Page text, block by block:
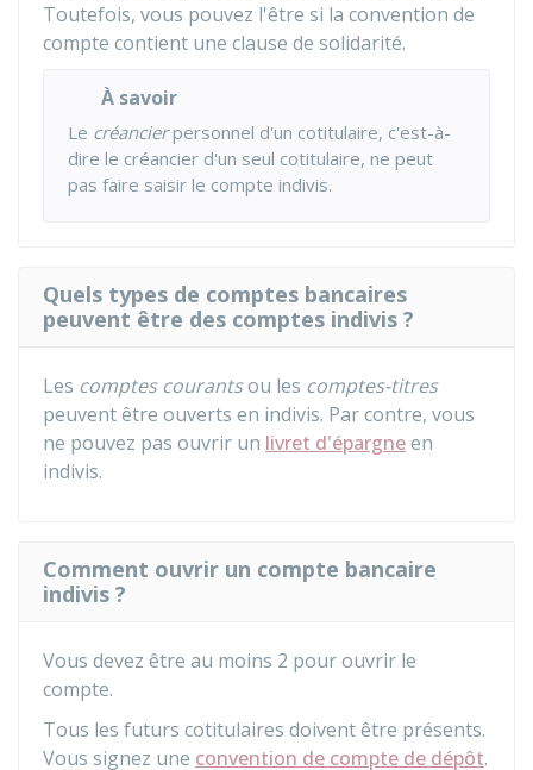
Toutefois, vous pouvez l'être si la convention de
compte contient une clause de solidarité.
À savoir
Le créancierpersonnel d'un cotitulaire, c'est-à-
dire le créancier d'un seul cotitulaire, ne peut
pas faire saisir le compte indivis.
Quels types de comptes bancaires
peuvent être des comptes indivis ?
Les comptes courantsou les comptes-titres
peuvent être ouverts en indivis. Par contre, vous
ne pouvez pas ouvrir un livret d'épargneen
indivis.
Comment ouvrir un compte bancaire
indivis ?
Vous devez être au moins 2 pour ouvrir le
compte.
Tous les futurs cotitulaires doivent être présents.
Vous signez une convention de compte de dépôt.